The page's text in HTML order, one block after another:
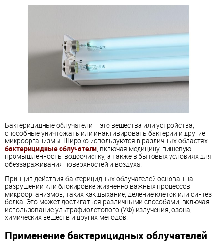
Бактерицидные облучатели – это вещества или устройства,
способные уничтожать или инактивировать бактерии и другие
микроорганизмы. Широко используются в различных областях
бактерицидные облучатели, включая медицину, пищевую
промышленность, водоочистку, а также в бытовых условиях для
обеззараживания поверхностей и воздуха.
Принцип действия бактерицидных облучателей основан на
разрушении или блокировке жизненно важных процессов
микроорганизмов, таких как дыхание, деление клеток или синтез
белка. Это может достигаться различными способами, включая
использование ультрафиолетового (УФ) излучения, озона,
химических веществ и других методов.
Применение бактерицидных облучателей